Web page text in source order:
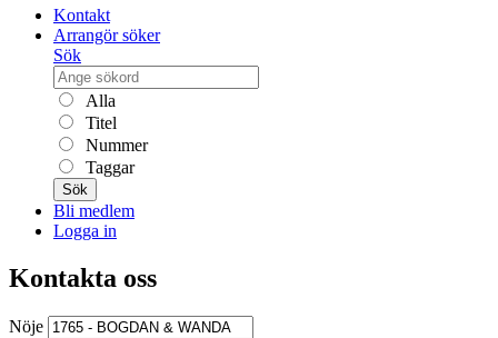
Kontakt
Arrangör söker
Sök
Alla
Titel
Nummer
Taggar
Sök
Bli medlem
Logga in
Kontakta oss
Nöje